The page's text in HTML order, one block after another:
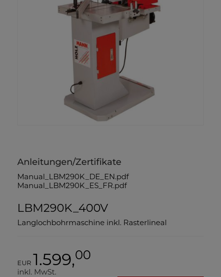
Anleitungen/Zertifikate
Manual_LBM290K_DE_EN.pdf
Manual_LBM290K_ES_FR.pdf
LBM290K_400V
Langlochbohrmaschine inkl. Rasterlineal
EUR 1.599,00
inkl. MwSt.